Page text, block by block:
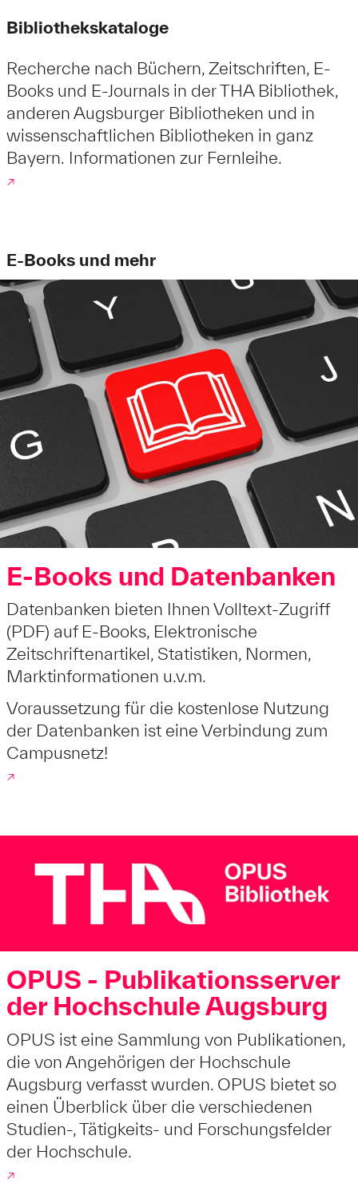
Bibliothekskataloge
Recherche nach Büchern, Zeitschriften, E-
Books und E-Journals in der THA Bibliothek,
anderen Augsburger Bibliotheken und in
wissenschaftlichen Bibliotheken in ganz
Bayern. Informationen zur Fernleihe.
↗
E-Books und mehr
E-Books und Datenbanken
Datenbanken bieten Ihnen Volltext-Zugriff
(PDF) auf E-Books, Elektronische
Zeitschriftenartikel, Statistiken, Normen,
Marktinformationen u.v.m.
Voraussetzung für die kostenlose Nutzung
der Datenbanken ist eine Verbindung zum
Campusnetz!
↗
OPUS - Publikationsserver
der Hochschule Augsburg
OPUS ist eine Sammlung von Publikationen,
die von Angehörigen der Hochschule
Augsburg verfasst wurden. OPUS bietet so
einen Überblick über die verschiedenen
Studien-, Tätigkeits- und Forschungsfelder
der Hochschule.
↗